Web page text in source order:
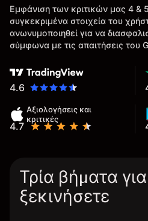
Εμφάνιση των κριτικών μας 4 &
συγκεκριμένα στοιχεία του
ανωνυμοποιηθεί για να
σύμφωνα με τις απαιτήσεις του
4.6
Αξιολογήσεις και
κριτικές
4.7
Τρία βήματα
ξεκινήσετε